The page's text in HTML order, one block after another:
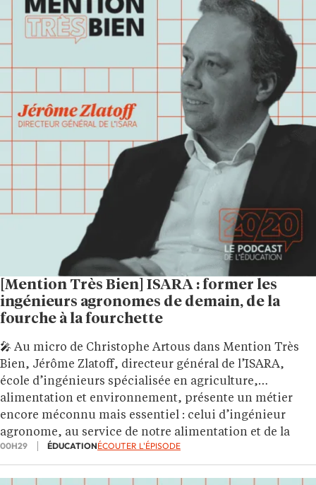
[Mention Très Bien] ISARA : former les
ingénieurs agronomes de demain, de la
fourche à la fourchette
🎤 Au micro de Christophe Artous dans Mention Très
Bien, Jérôme Zlatoff, directeur général de l’ISARA,
école d’ingénieurs spécialisée en agriculture,
alimentation et environnement, présente un métier
encore méconnu mais essentiel : celui d’ingénieur
agronome, au service de notre alimentation et de la
préservation du vivant.
00H29 ÉDUCATIONÉCOUTER L'ÉPISODE